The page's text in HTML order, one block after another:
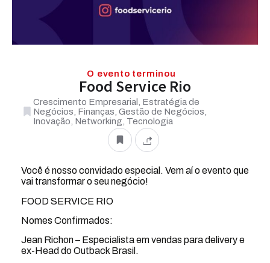
O evento terminou
Food Service Rio
Crescimento Empresarial, Estratégia de
Negócios, Finanças, Gestão de Negócios,
Inovação, Networking, Tecnologia
Você é nosso convidado especial. Vem aí o evento que
vai transformar o seu negócio!
FOOD SERVICE RIO
Nomes Confirmados:
Jean Richon – Especialista em vendas para delivery e
ex-Head do Outback Brasil.